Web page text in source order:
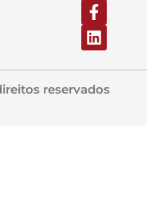
reservados